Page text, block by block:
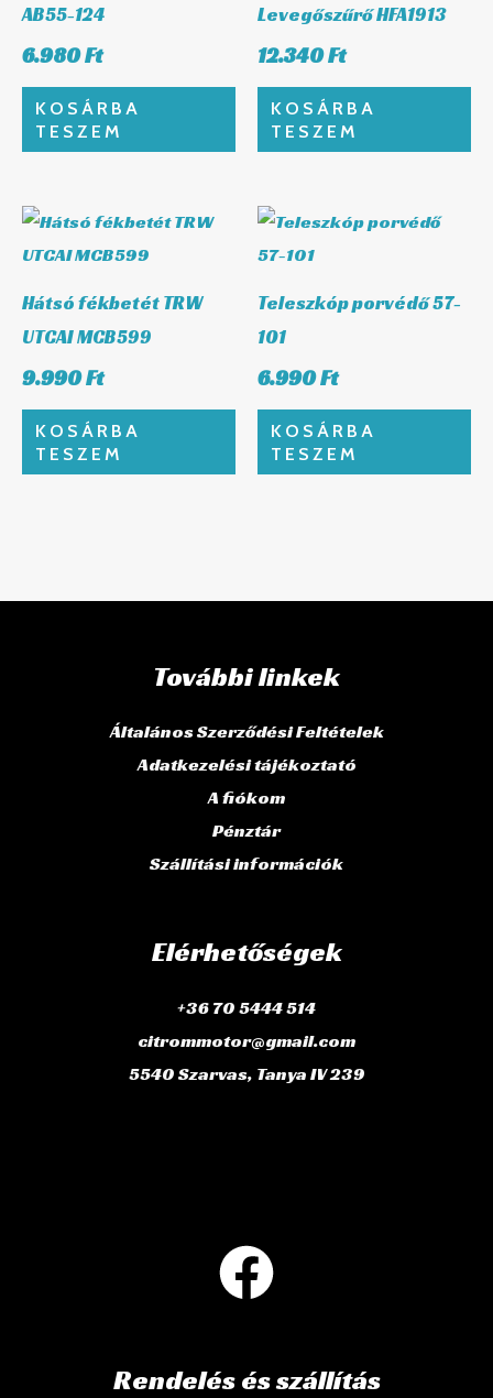
AB55-124
6.980Ft
KOSÁRBA
TESZEM
Levegőszűrő HFA1913
12.340Ft
KOSÁRBA
TESZEM
Hátsó fékbetét TRW
UTCAI MCB599
9.990Ft
KOSÁRBA
TESZEM
Teleszkóp porvédő 57-
101
6.990Ft
KOSÁRBA
TESZEM
További linkek
Általános Szerződési Feltételek
Adatkezelési tájékoztató
A fiókom
Pénztár
Szállítási információk
Elérhetőségek
+36 70 5444 514
citrommotor@gmail.com
5540 Szarvas, Tanya IV 239
Rendelés és szállítás